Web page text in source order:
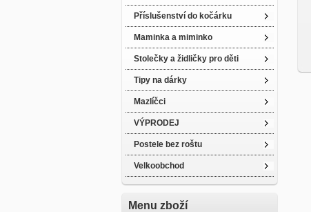
Příslušenství do kočárku
Maminka a miminko
Stolečky a židličky pro děti
Tipy na dárky
Mazlíčci
VÝPRODEJ
Postele bez roštu
Velkoobchod
Menu zboží